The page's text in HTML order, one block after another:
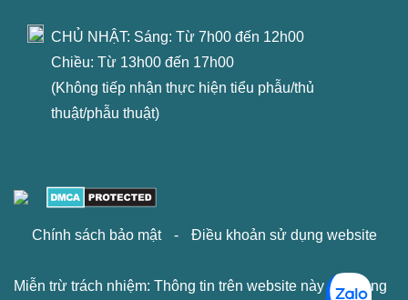
CHỦ NHẬT: Sáng: Từ 7h00 đến 12h00
Chiều: Từ 13h00 đến 17h00
(Không tiếp nhận thực hiện tiểu phẫu/thủ
thuật/phẫu thuật)
Chính sách bảo mật - Điều khoản sử dụng website
Miễn trừ trách nhiệm: Thông tin trên website này chỉ mang